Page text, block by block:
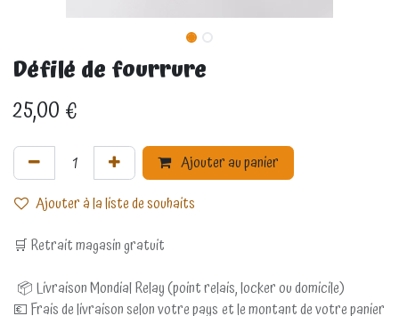
Défilé de fourrure
25,00€
Ajouter au panier
Ajouter à la liste de souhaits
🛒 Retrait magasin gratuit
📦 Livraison Mondial Relay (point relais, locker ou domicile)
💶 Frais de livraison selon votre pays et le montant de votre panier